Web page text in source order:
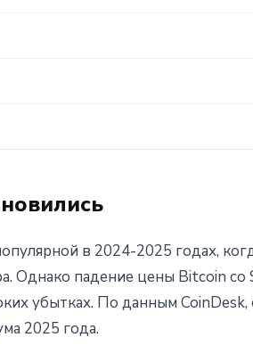
в 2024-2025 годах,
Однако падение цены Bitcoin
убытках. По данным CoinDesk,
2025 года.